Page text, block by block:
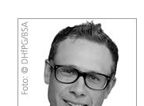
Statistiken
Marketing